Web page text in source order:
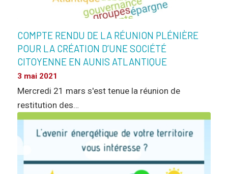
COMPTE RENDU DE LA RÉUNION PLÉNIÈRE
POUR LA CRÉATION D’UNE SOCIÉTÉ
CITOYENNE EN AUNIS ATLANTIQUE
3 mai 2021
Mercredi 21 mars s'est tenue la réunion de
restitution des…